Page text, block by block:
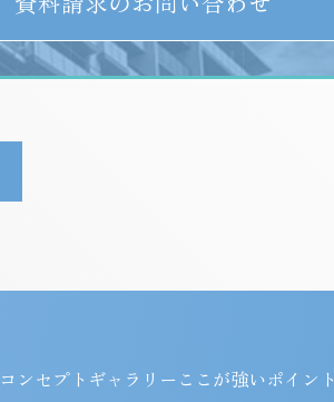
コンセプト ギャラリー ここが強いポイント